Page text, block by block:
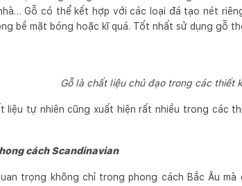
Gỗ có thể kết hợp với các loại đá tạo nét
bề mặt bóng hoặc kĩ quá. Tốt nhất sử dụng gỗ
Gỗ là chất liệu chủ đạo trong các thiết
liệu tự nhiên cũng xuất hiện rất nhiều trong các
cách Scandinavian
trọng không chỉ trong phong cách Bắc Âu